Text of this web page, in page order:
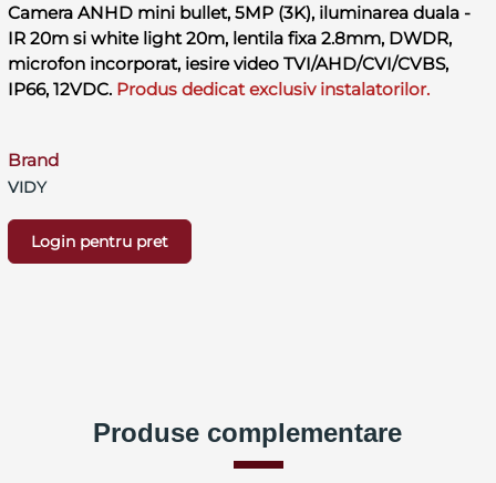
Camera ANHD mini bullet, 5MP (3K), iluminarea duala -
IR 20m si white light 20m, lentila fixa 2.8mm, DWDR,
microfon incorporat, iesire video TVI/AHD/CVI/CVBS,
IP66, 12VDC. Produs dedicat exclusiv instalatorilor.
Brand
VIDY
Login pentru pret
Produse complementare